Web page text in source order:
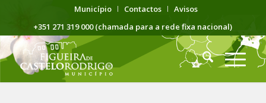
Município Contactos
Avisos
+351 271 319 000 (chamada para a rede fixa nacional)